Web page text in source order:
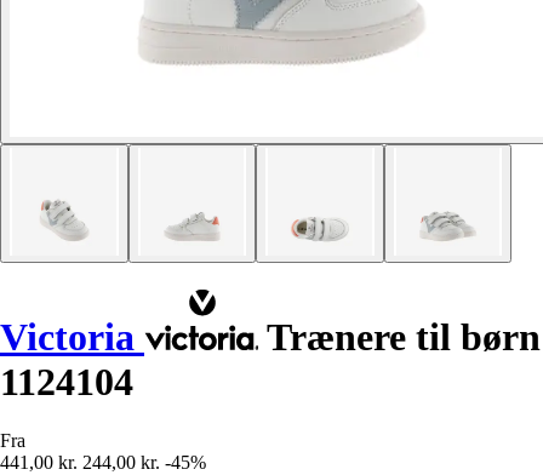
Victoria
Trænere til børn
1124104
Fra
441,00 kr. 244,00 kr. -45%